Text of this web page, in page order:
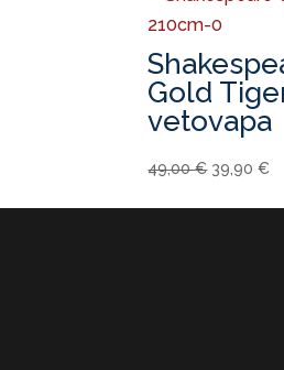
Gold
vetovapa
49,00€ 39,90€